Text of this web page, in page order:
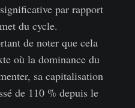
par rapport
du cycle.
de noter que cela
où la dominance du
sa capitalisation
de 110 % depuis le